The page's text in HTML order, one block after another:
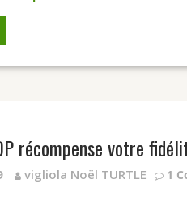
récompense votre
vigliola Noël TURTLE 1